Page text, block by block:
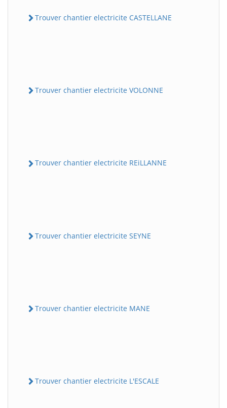
Trouver chantier electricite CASTELLANE
Trouver chantier electricite VOLONNE
Trouver chantier electricite REiLLANNE
Trouver chantier electricite SEYNE
Trouver chantier electricite MANE
Trouver chantier electricite L'ESCALE